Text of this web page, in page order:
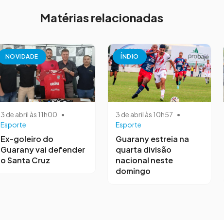
Matérias relacionadas
NOVIDADE
3 de abril às 11h00 •
Esporte
Ex-goleiro do
Guarany vai defender
o Santa Cruz
ÍNDIO
3 de abril às 10h57 •
Esporte
Guarany estreia na
quarta divisão
nacional neste
domingo